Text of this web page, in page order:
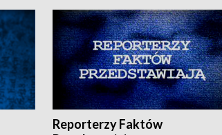
Reporterzy Faktów